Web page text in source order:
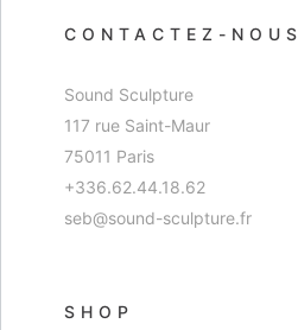
CONTACTEZ-NOUS
Sound Sculpture
117 rue Saint-Maur
75011 Paris
+336.62.44.18.62
seb@sound-sculpture.fr
SHOP